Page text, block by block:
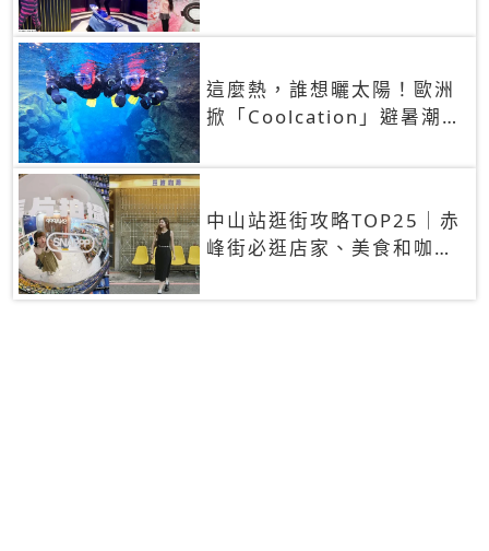
這麼熱，誰想曬太陽！歐洲
掀「Coolcation」避暑潮
嗎？
中山站逛街攻略TOP25｜赤
峰街必逛店家、美食和咖啡